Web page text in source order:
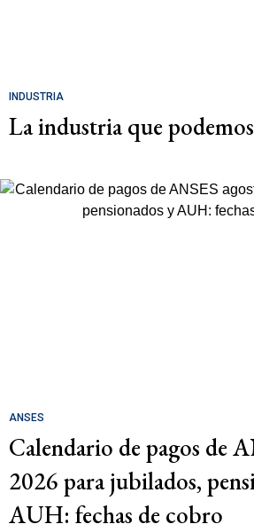
INDUSTRIA
La industria que
ANSES
Calendario de pagos de
2026 para jubilados,
AUH: fechas de cobro